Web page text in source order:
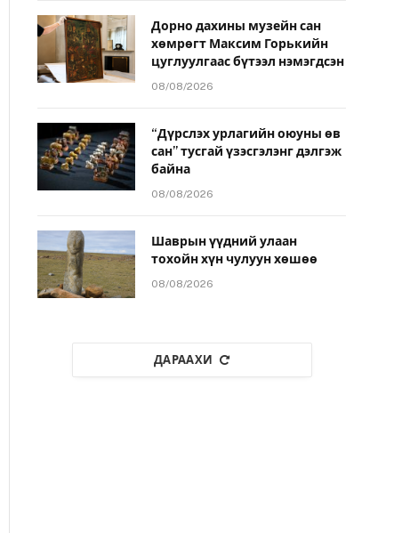
Дорно дахины музейн сан
хөмрөгт Максим Горькийн
цуглуулгаас бүтээл нэмэгдсэн
08/08/2026
“Дүрслэх урлагийн оюуны өв
сан” тусгай үзэсгэлэнг дэлгэж
байна
08/08/2026
Шаврын үүдний улаан
тохойн хүн чулуун хөшөө
08/08/2026
ДАРААХИ